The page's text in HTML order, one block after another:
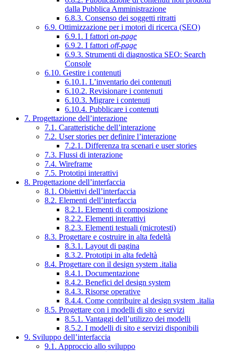
dalla Pubblica Amministrazione
6.8.3. Consenso dei soggetti ritratti
6.9. Ottimizzazione per i motori di ricerca (SEO)
6.9.1. I fattori on-page
6.9.2. I fattori off-page
6.9.3. Strumenti di diagnostica SEO: Search
Console
6.10. Gestire i contenuti
6.10.1. L’inventario dei contenuti
6.10.2. Revisionare i contenuti
6.10.3. Migrare i contenuti
6.10.4. Pubblicare i contenuti
7. Progettazione dell’interazione
7.1. Caratteristiche dell’interazione
7.2. User stories per definire l’interazione
7.2.1. Differenza tra scenari e user stories
7.3. Flussi di interazione
7.4. Wireframe
7.5. Prototipi interattivi
8. Progettazione dell’interfaccia
8.1. Obiettivi dell’interfaccia
8.2. Elementi dell’interfaccia
8.2.1. Elementi di composizione
8.2.2. Elementi interattivi
8.2.3. Elementi testuali (microtesti)
8.3. Progettare e costruire in alta fedeltà
8.3.1. Layout di pagina
8.3.2. Prototipi in alta fedeltà
8.4. Progettare con il design system .italia
8.4.1. Documentazione
8.4.2. Benefici del design system
8.4.3. Risorse operative
8.4.4. Come contribuire al design system .italia
8.5. Progettare con i modelli di sito e servizi
8.5.1. Vantaggi dell’utilizzo dei modelli
8.5.2. I modelli di sito e servizi disponibili
9. Sviluppo dell’interfaccia
9.1. Approccio allo sviluppo